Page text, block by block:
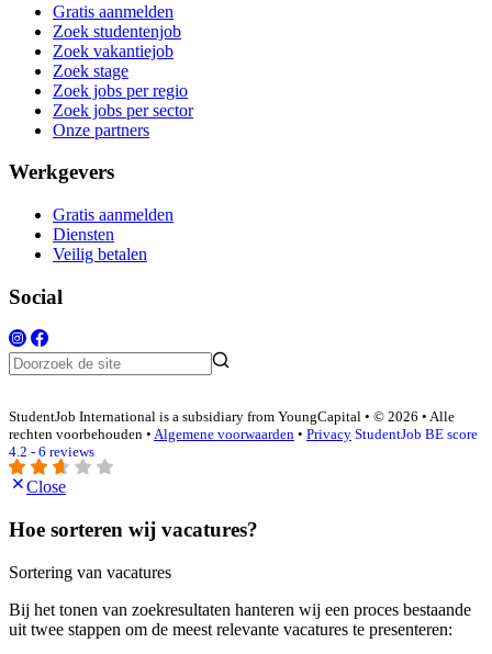
Gratis aanmelden
Zoek studentenjob
Zoek vakantiejob
Zoek stage
Zoek jobs per regio
Zoek jobs per sector
Onze partners
Werkgevers
Gratis aanmelden
Diensten
Veilig betalen
Social
StudentJob International is a subsidiary from YoungCapital • © 2026 • Alle
rechten voorbehouden • Algemene voorwaarden • Privacy StudentJob BE score
4.2 - 6 reviews
Close
Hoe sorteren wij vacatures?
Sortering van vacatures
Bij het tonen van zoekresultaten hanteren wij een proces bestaande
uit twee stappen om de meest relevante vacatures te presenteren: